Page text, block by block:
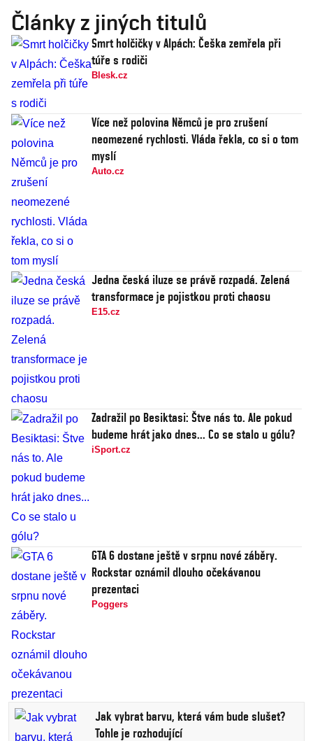
Články z jiných titulů
Smrt holčičky v Alpách: Češka zemřela při
túře s rodiči
Blesk.cz
Více než polovina Němců je pro zrušení
neomezené rychlosti. Vláda řekla, co si o tom
myslí
Auto.cz
Jedna česká iluze se právě rozpadá. Zelená
transformace je pojistkou proti chaosu
E15.cz
Zadražil po Besiktasi: Štve nás to. Ale pokud
budeme hrát jako dnes... Co se stalo u gólu?
iSport.cz
GTA 6 dostane ještě v srpnu nové záběry.
Rockstar oznámil dlouho očekávanou
prezentaci
Poggers
Jak vybrat barvu, která vám bude slušet?
Tohle je rozhodující